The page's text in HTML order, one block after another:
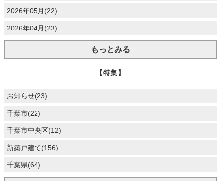
2026年05月(22)
2026年04月(23)
もっとみる
【特集】
お知らせ(23)
千葉市(22)
千葉市中央区(12)
新築戸建て(156)
千葉県(64)